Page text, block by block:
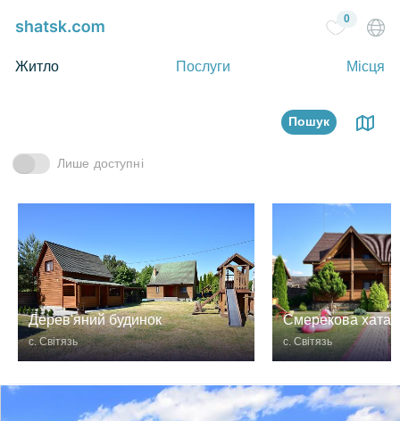
Житло Послуги Місця
0
Пошук
Лише доступні
Дерев'яний будинок
с. Світязь
Смерекова хата
с. Світязь